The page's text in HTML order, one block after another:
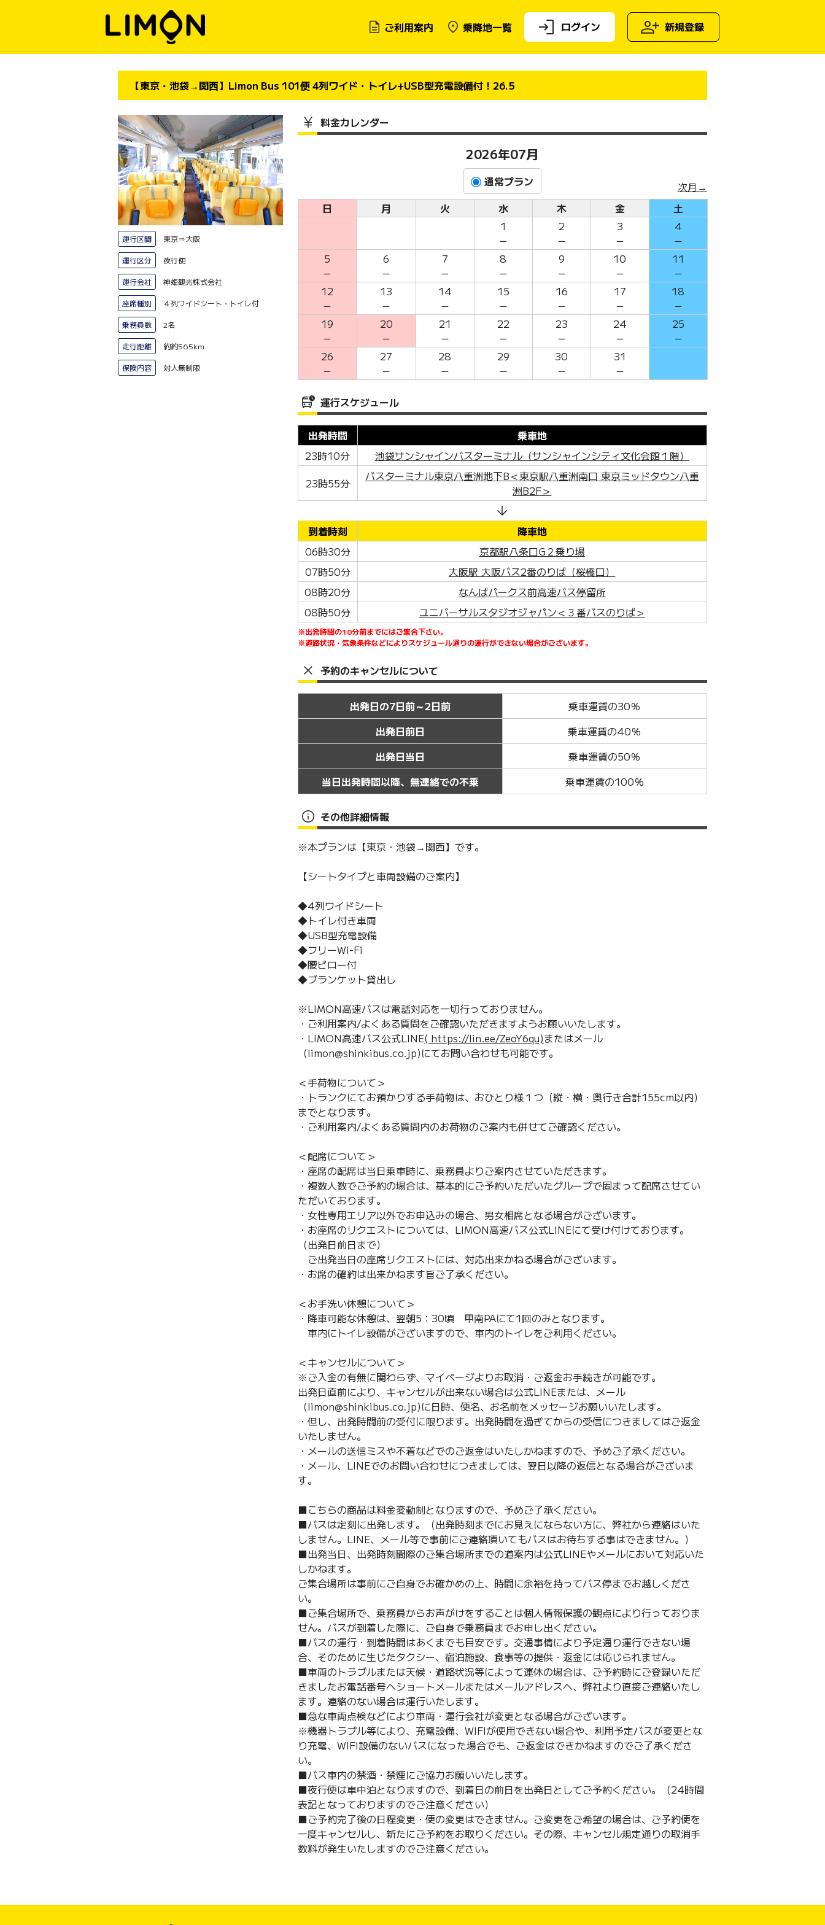
ご利用案内 乗降地一覧 ログイン 新規登録
【東京・池袋→関西】Limon Bus 101便 4列ワイド・トイレ+USB型充電設備付！26.5
運行区間 東京⇒大阪
運行区分 夜行便
運行会社 神姫観光株式会社
座席種別 ４列ワイドシート・トイレ付
乗務員数 2名
走行距離 約約565km
保険内容 対人無制限
料金カレンダー
2026年07月
通常プラン
次月→
日
月 火 水 木 金
土
1
－
2
－
3
－
4
－
5
－
6
－
7
－
8
－
9
－
10
－
11
－
12
－
13
－
14
－
15
－
16
－
17
－
18
－
19
－
20
－
21
－
22
－
23
－
24
－
25
－
26
－
27
－
28
－
29
－
30
－
31
－
運行スケジュール
出発時間
乗車地
23時10分
池袋サンシャインバスターミナル（サンシャインシティ文化会館１階）
23時55分
バスターミナル東京八重洲地下B＜東京駅八重洲南口 東京ミッドタウン八重
洲B2F＞
到着時刻
降車地
06時30分
京都駅八条口G２乗り場
07時50分
大阪駅 大阪バス2番のりば（桜橋口）
08時20分
なんばパークス前高速バス停留所
08時50分
ユニバーサルスタジオジャパン＜３番バスのりば＞
※出発時間の10分前までにはご集合下さい。
※道路状況・気象条件などによりスケジュール通りの運行ができない場合がございます。
予約のキャンセルについて
出発日の7日前～2日前
乗車運賃の30％
出発日前日
乗車運賃の40％
出発日当日
乗車運賃の50％
当日出発時間以降、無連絡での不乗
乗車運賃の100％
その他詳細情報
※本プランは【東京・池袋→関西】です。
【シートタイプと車両設備のご案内】
◆4列ワイドシート
◆トイレ付き車両
◆USB型充電設備
◆フリーWi-Fi
◆腰ピロー付
◆ブランケット貸出し
※LIMON高速バスは電話対応を一切行っておりません。
・ご利用案内/よくある質問をご確認いただきますようお願いいたします。
・LIMON高速バス公式LINE( https://lin.ee/ZeoY6qu)またはメール
（limon@shinkibus.co.jp)にてお問い合わせも可能です。
＜手荷物について＞
・トランクにてお預かりする手荷物は、おひとり様１つ（縦・横・奥行き合計155cm以内）
までとなります。
・ご利用案内/よくある質問内のお荷物のご案内も併せてご確認ください。
＜配席について＞
・座席の配席は当日乗車時に、乗務員よりご案内させていただきます。
・複数人数でご予約の場合は、基本的にご予約いただいたグループで固まって配席させてい
ただいております。
・女性専用エリア以外でお申込みの場合、男女相席となる場合がございます。
・お座席のリクエストについては、LIMON高速バス公式LINEにて受け付けております。
（出発日前日まで）
ご出発当日の座席リクエストには、対応出来かねる場合がございます。
・お席の確約は出来かねます旨ご了承ください。
＜お手洗い休憩について＞
・降車可能な休憩は、翌朝5：30頃 甲南PAにて1回のみとなります。
車内にトイレ設備がございますので、車内のトイレをご利用ください。
＜キャンセルについて＞
※ご入金の有無に関わらず、マイページよりお取消・ご返金お手続きが可能です。
出発日直前により、キャンセルが出来ない場合は公式LINEまたは、メール
（limon@shinkibus.co.jp)に日時、便名、お名前をメッセージお願いいたします。
・但し、出発時間前の受付に限ります。出発時間を過ぎてからの受信につきましてはご返金
いたしません。
・メールの送信ミスや不着などでのご返金はいたしかねますので、予めご了承ください。
・メール、LINEでのお問い合わせにつきましては、翌日以降の返信となる場合がございま
す。
■こちらの商品は料金変動制となりますので、予めご了承ください。
■バスは定刻に出発します。（出発時刻までにお見えにならない方に、弊社から連絡はいた
しません。LINE、メール等で事前にご連絡頂いてもバスはお待ちする事はできません。）
■出発当日、出発時刻間際のご集合場所までの道案内は公式LINEやメールにおいて対応いた
しかねます。
ご集合場所は事前にご自身でお確かめの上、時間に余裕を持ってバス停までお越しくださ
い。
■ご集合場所で、乗務員からお声がけをすることは個人情報保護の観点により行っておりま
せん。バスが到着した際に、ご自身で乗務員までお申し出ください。
■バスの運行・到着時間はあくまでも目安です。交通事情により予定通り運行できない場
合、そのために生じたタクシー、宿泊施設、食事等の提供・返金には応じられません。
■車両のトラブルまたは天候・道路状況等によって運休の場合は、ご予約時にご登録いただ
きましたお電話番号へショートメールまたはメールアドレスへ、弊社より直接ご連絡いたし
ます。連絡のない場合は運行いたします。
■急な車両点検などにより車両・運行会社が変更となる場合がございます。
※機器トラブル等により、充電設備、WIFIが使用できない場合や、利用予定バスが変更とな
り充電、WIFI設備のないバスになった場合でも、ご返金はできかねますのでご了承くださ
い。
■バス車内の禁酒・禁煙にご協力お願いいたします。
■夜行便は車中泊となりますので、到着日の前日を出発日としてご予約ください。（24時間
表記となっておりますのでご注意ください）
■ご予約完了後の日程変更・便の変更はできません。ご変更をご希望の場合は、ご予約便を
一度キャンセルし、新たにご予約をお取りください。その際、キャンセル規定通りの取消手
数料が発生いたしますのでご注意ください。